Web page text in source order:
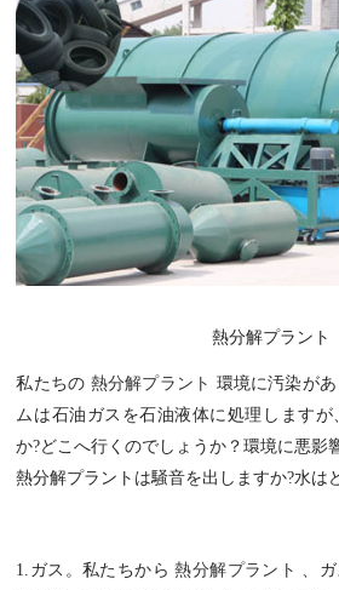
熱分解プラント
私たちの 熱分解プラント 環境に汚染が
ムは石油ガスを石油液体に処理します
か?どこへ行くのでしょうか？環境に悪影
熱分解プラントは騒音を出しますか?水は
1.ガス。私たちから熱分解プラント
、